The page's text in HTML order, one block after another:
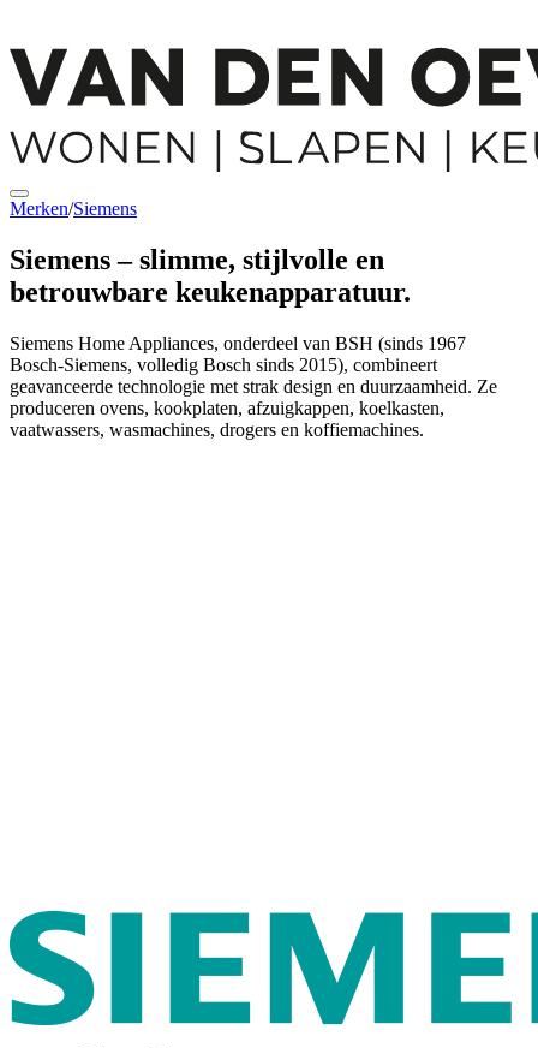
Merken/Siemens
Siemens– slimme, stijlvolle en
betrouwbare keukenapparatuur.
Siemens Home Appliances, onderdeel van BSH (sinds 1967
Bosch‑Siemens, volledig Bosch sinds 2015), combineert
geavanceerde technologie met strak design en duurzaamheid. Ze
produceren ovens, kookplaten, afzuigkappen, koelkasten,
vaatwassers, wasmachines, drogers en koffiemachines.